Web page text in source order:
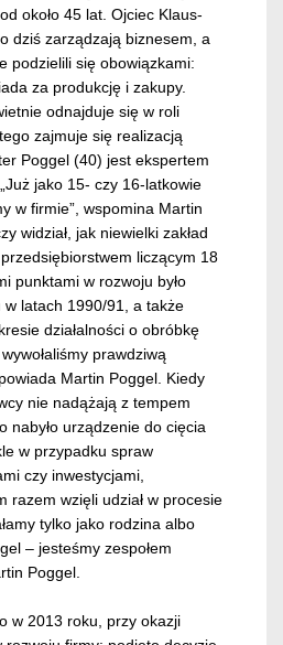
około 45 lat. Ojciec Klaus-
dziś zarządzają biznesem, a
podzielili się obowiązkami:
za produkcję i zakupy.
odnajduje się w roli
zajmuje się realizacją
Poggel (40) jest ekspertem
jako 15- czy 16-latkowie
w firmie”, wspomina Martin
widział, jak niewielki zakład
liczącym 18
punktami w rozwoju było
w latach 1990/91, a także
działalności o obróbkę
prawdziwą
Martin Poggel. Kiedy
nie nadążają z tempem
nabyło urządzenie do cięcia
w przypadku spraw
czy inwestycjami,
razem wzięli udział w procesie
tylko jako rodzina albo
– jesteśmy zespołem
Poggel.
w 2013 roku, przy okazji